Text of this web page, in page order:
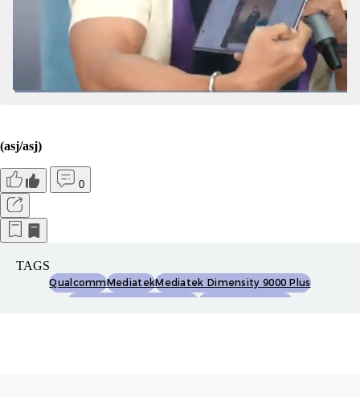
(asj/asj)
0
TAGS
QualcommMediatekMediatek Dimensity 9000 Plus